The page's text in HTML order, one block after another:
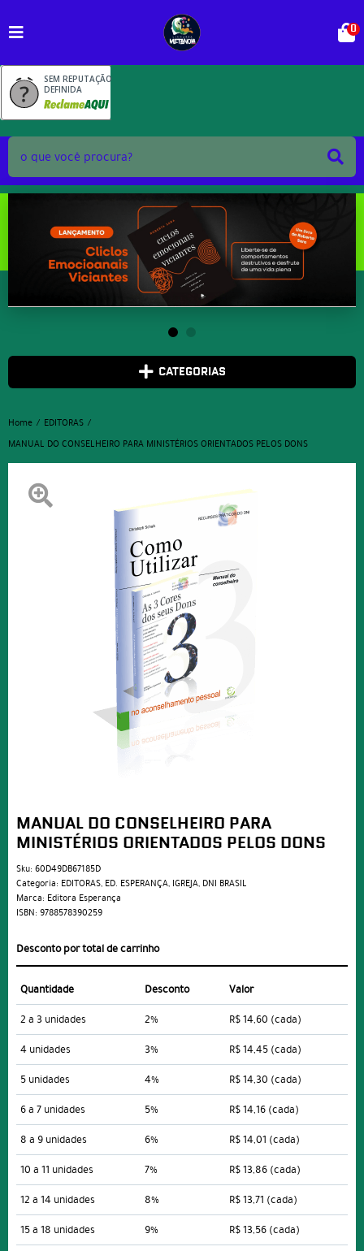
SEM REPUTAÇÃO
DEFINIDA
0
CATEGORIAS
Home
EDITORAS
MANUAL DO CONSELHEIRO PARA MINISTÉRIOS ORIENTADOS PELOS DONS
MANUAL DO CONSELHEIRO PARA
MINISTÉRIOS ORIENTADOS PELOS DONS
Sku: 60D49DB67185D
Categoria: EDITORAS, ED. ESPERANÇA, IGREJA, DNI BRASIL
Marca: Editora Esperança
ISBN: 9788578390259
Desconto por total de carrinho
Quantidade Desconto
Valor
2 a 3 unidades
2% R$ 14,60 (cada)
4 unidades
3% R$ 14,45 (cada)
5 unidades
4% R$ 14,30 (cada)
6 a 7 unidades
5% R$ 14,16 (cada)
8 a 9 unidades
6% R$ 14,01 (cada)
10 a 11 unidades
7% R$ 13,86 (cada)
12 a 14 unidades
8% R$ 13,71 (cada)
15 a 18 unidades
9% R$ 13,56 (cada)